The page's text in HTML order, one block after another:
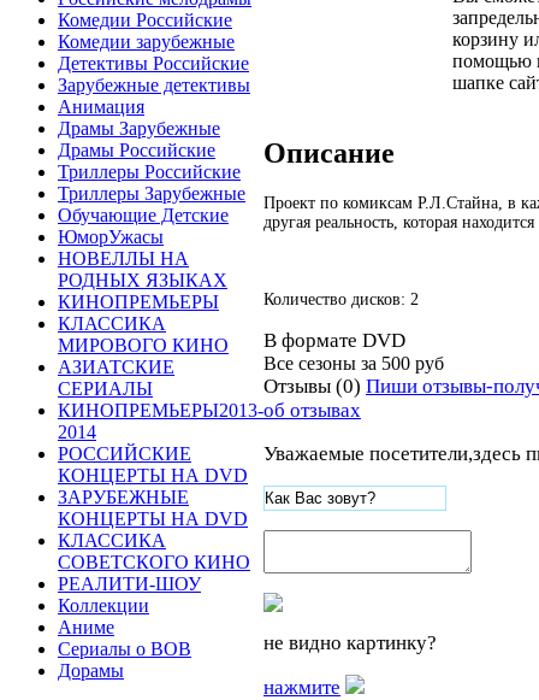
Комедии Российские
Комедии зарубежные
Детективы Российские
Зарубежные детективы
Анимация
Драмы Зарубежные
Драмы Российские
Триллеры Российские
Триллеры Зарубежные
Обучающие Детские
ЮморУжасы
НОВЕЛЛЫ НА
РОДНЫХ ЯЗЫКАХ
КИНОПРЕМЬЕРЫ
КЛАССИКА
МИРОВОГО КИНО
АЗИАТСКИЕ
СЕРИАЛЫ
КИНОПРЕМЬЕРЫ2013-
2014
РОССИЙСКИЕ
КОНЦЕРТЫ НА DVD
ЗАРУБЕЖНЫЕ
КОНЦЕРТЫ НА DVD
КЛАССИКА
СОВЕТСКОГО КИНО
РЕАЛИТИ-ШОУ
Коллекции
Аниме
Сериалы о ВОВ
Дорамы
корзину
помощью
шапке
Описание
Проект по комиксам Р.Л.Стайна, в
другая реальность, которая
Количество дисков: 2
В формате DVD
Все сезоны за 500 руб
Отзывы (0) Пиши отзывы-
об отзывах
Уважаемые посетители,здесь
не видно картинку?
нажмите